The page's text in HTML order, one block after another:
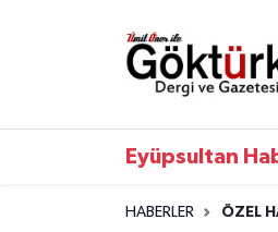
Eyüpsultan
HABERLER ÖZEL
Anne Çocuk
Eyüpsultan Hava Durumu